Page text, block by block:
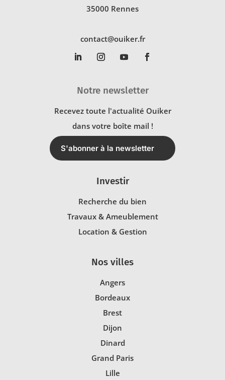
35000 Rennes
contact@ouiker.fr
Notre newsletter
Recevez toute l'actualité Ouiker
dans votre boîte mail !
S'abonner à la newsletter
Investir
Recherche du bien
Travaux & Ameublement
Location & Gestion
Nos villes
Angers
Bordeaux
Brest
Dijon
Dinard
Grand Paris
Lille